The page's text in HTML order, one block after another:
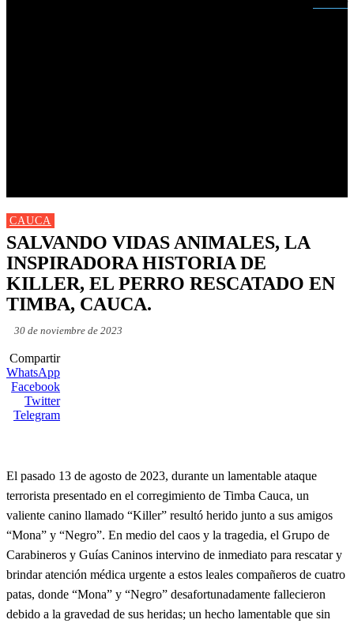
CAUCA
SALVANDO VIDAS ANIMALES, LA
INSPIRADORA HISTORIA DE
KILLER, EL PERRO RESCATADO EN
TIMBA, CAUCA.
30 de noviembre de 2023
Compartir
WhatsApp
Facebook
Twitter
Telegram
El pasado 13 de agosto de 2023, durante un lamentable ataque
terrorista presentado en el corregimiento de Timba Cauca, un
valiente canino llamado “Killer” resultó herido junto a sus amigos
“Mona” y “Negro”. En medio del caos y la tragedia, el Grupo de
Carabineros y Guías Caninos intervino de inmediato para rescatar y
brindar atención médica urgente a estos leales compañeros de cuatro
patas, donde “Mona” y “Negro” desafortunadamente fallecieron
debido a la gravedad de sus heridas; un hecho lamentable que sin